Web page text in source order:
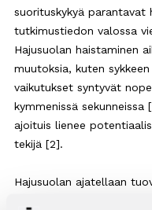
suorituskykyä
tutkimustiedon valossa
Hajusuolan haistaminen
muutoksia, kuten
vaikutukset syntyvät
kymmenissä sekunneissa
ajoituis lienee
tekijä [2].
Hajusuolan ajatellaan